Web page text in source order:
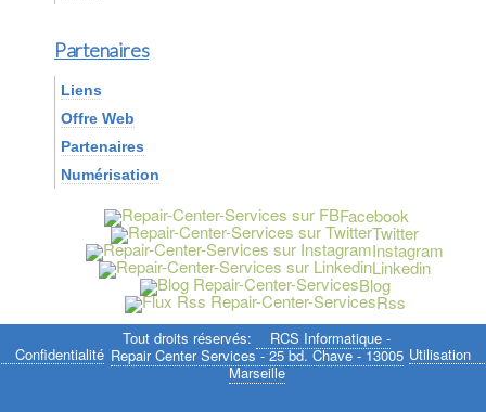
Partenaires
Liens
Offre Web
Partenaires
Numérisation
Facebook
Twitter
Instagram
Linkedin
Blog
Rss
Confidentialité
Tout droits réservés:
RCS Informatique -
Repair Center Services - 25 bd. Chave - 13005
Marseille
Utilisation